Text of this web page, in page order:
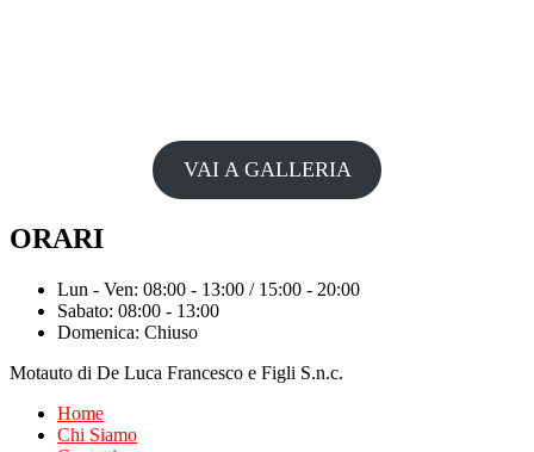
VAI A GALLERIA
ORARI
Lun - Ven: 08:00 - 13:00 / 15:00 - 20:00
Sabato: 08:00 - 13:00
Domenica: Chiuso
Motauto di De Luca Francesco e Figli S.n.c.
Home
Chi Siamo